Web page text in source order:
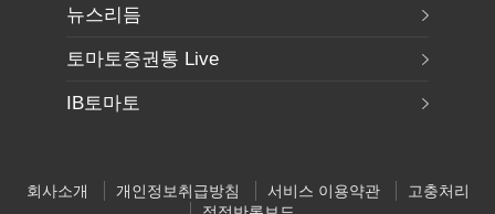
뉴스리듬
토마토증권통 Live
IB토마토
회사소개 개인정보취급방침 서비스 이용약관
고충처리